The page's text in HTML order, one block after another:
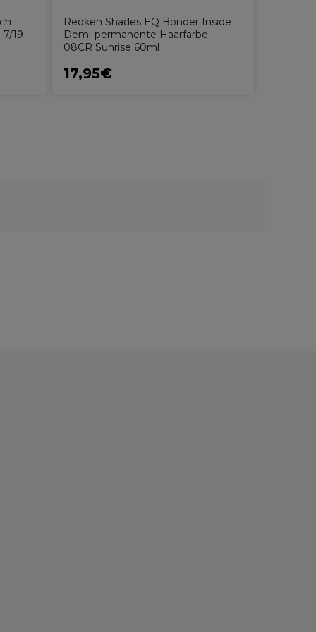
19
Redken Shades EQ Bonder Inside
Demi-permanente Haarfarbe -
08CR Sunrise 60ml
17,95€